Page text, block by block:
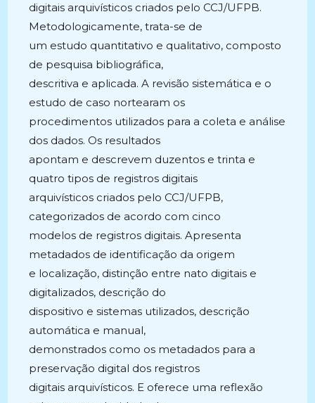
digitais arquivísticos criados pelo CCJ/UFPB.
Metodologicamente, trata-se de
um estudo quantitativo e qualitativo, composto
de pesquisa bibliográfica,
descritiva e aplicada. A revisão sistemática e o
estudo de caso nortearam os
procedimentos utilizados para a coleta e análise
dos dados. Os resultados
apontam e descrevem duzentos e trinta e
quatro tipos de registros digitais
arquivísticos criados pelo CCJ/UFPB,
categorizados de acordo com cinco
modelos de registros digitais. Apresenta
metadados de identificação da origem
e localização, distinção entre nato digitais e
digitalizados, descrição do
dispositivo e sistemas utilizados, descrição
automática e manual,
demonstrados como os metadados para a
preservação digital dos registros
digitais arquivísticos. E oferece uma reflexão